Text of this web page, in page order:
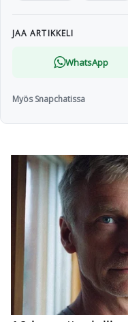
JAA ARTIKKELI
WhatsApp
Myös Snapchatissa